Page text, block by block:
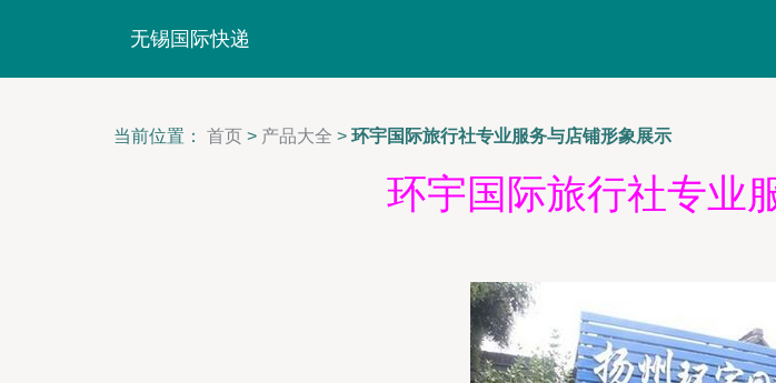
无锡国际快递
当前位置： 首页 > 产品大全 > 环宇国际旅行社专业服务与店铺形象展示
环宇国际旅行社专业